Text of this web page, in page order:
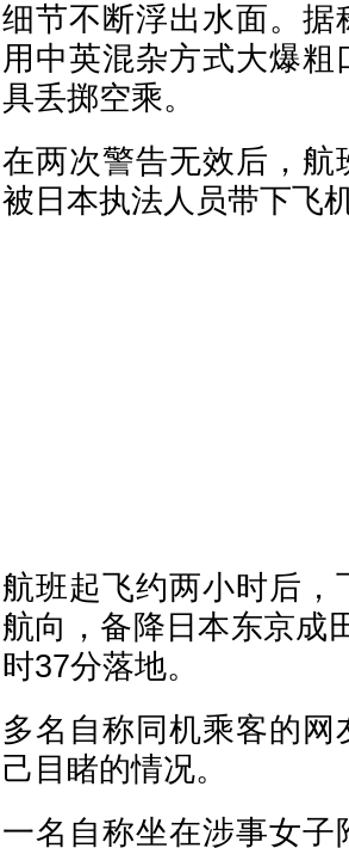
细节不断浮出水面。
用中英混杂方式大爆
具丢掷空乘。
在两次警告无效后，
被日本执法人员带下飞机
航班起飞约两小时后
航向，备降日本东京成
时37分落地。
多名自称同机乘客的
己目睹的情况。
一名自称坐在涉事女